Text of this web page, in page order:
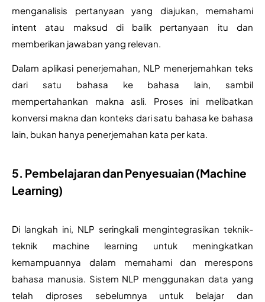
menganalisis pertanyaan yang diajukan, memahami
intent atau maksud di balik pertanyaan itu dan
memberikan jawaban yang relevan.
Dalam aplikasi penerjemahan, NLP menerjemahkan teks
dari satu bahasa ke bahasa lain, sambil
mempertahankan makna asli. Proses ini melibatkan
konversi makna dan konteks dari satu bahasa ke bahasa
lain, bukan hanya penerjemahan kata per kata.
5. Pembelajaran dan Penyesuaian (Machine
Learning)
Di langkah ini, NLP seringkali mengintegrasikan teknik-
teknik machine learning untuk meningkatkan
kemampuannya dalam memahami dan merespons
bahasa manusia. Sistem NLP menggunakan data yang
telah diproses sebelumnya untuk belajar dan